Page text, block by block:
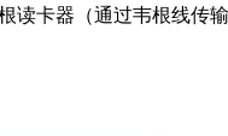
读卡器（通过韦根线传